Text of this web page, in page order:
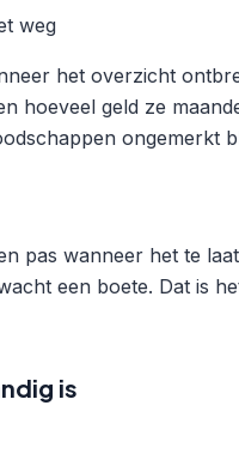
weg
het overzicht
hoeveel geld ze
ongemerkt
pas wanneer het te
een boete. Dat is
is